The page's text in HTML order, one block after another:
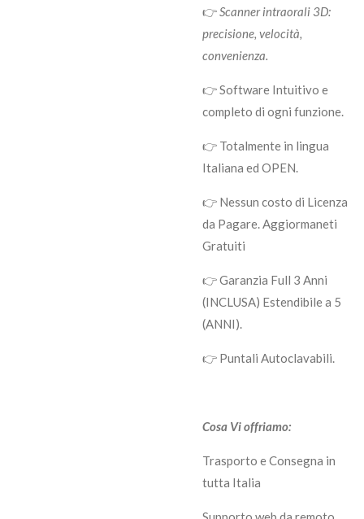
👉Scanner intraorali 3D:
precisione, velocità,
convenienza.
👉 Software Intuitivo e
completo di ogni funzione.
👉 Totalmente in lingua
Italiana ed OPEN.
👉 Nessun costo di Licenza
da Pagare. Aggiormaneti
Gratuiti
👉 Garanzia Full 3 Anni
(INCLUSA) Estendibile a 5
(ANNI).
👉 Puntali Autoclavabili.
Cosa Vi offriamo:
Trasporto e Consegna in
tutta Italia